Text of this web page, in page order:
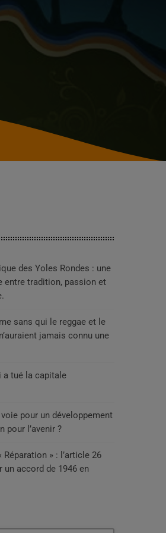
des Yoles Rondes : une
entre tradition, passion et
sans qui le reggae et le
jamais connu une
a tué la capitale
pour un développement
pour l’avenir ?
» : l’article 26
un accord de 1946 en